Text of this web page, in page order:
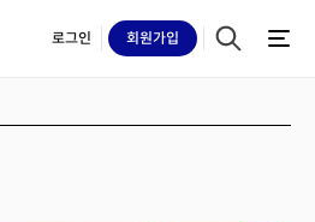
로그인 회원가입